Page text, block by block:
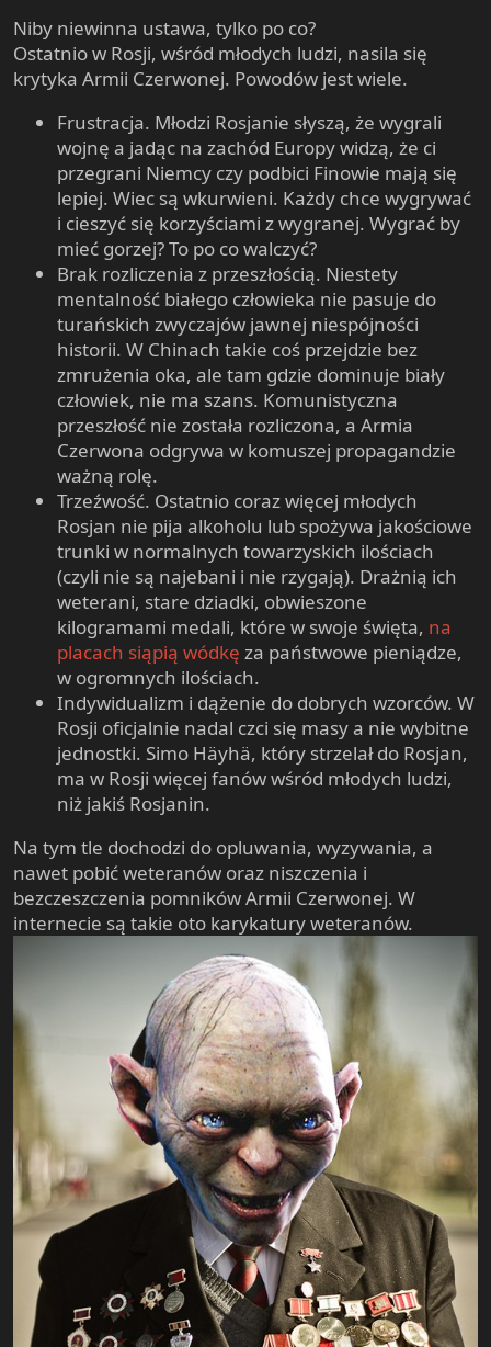
Buriację poznałem. Buriatki, uwierz mi, są lepsze od
Buriatów. Ale ani jednym, ani drugim pić nie wolno.
Alkohol zwala ich z nóg migiem. Ale nieszczególnie
ciągnie ich do wódki. To wszystko jest od Ruskich. To my
ich upijaliśmy i upijamy. Ale Buriatki... mmmmm... Nie
żartuję. Są strasznie ładne w wieku 30-32 lata. Bardzo
akuratne mordki.
Baby są tu wszystkie baaaardzo zepsute. Nie tylko w
Buriacji. Już pisałem, że w obwodzie irkuckim, Bracku
chłopów po prostu brakuje. Dlatego zupełnie
powszechne jest, że matuś i córeczka żyją razem z
jednym mężem. Wczoraj nawet poznałem jedną taką.
Żyje z matką, ojczymem i jego dzieckiem. Wyobrażasz
sobie?…
Pełno tu matek w wieku 15-16 lat. Boją się robić aborcję,
ponieważ poziom ginekologii jest tu przedrewolucyjny a
po takim „zabiegu” bezpłodność jest gwarantowana.
Jest tutaj wiele lesbijek. Niesamowite! Przy czym nie są to
tylko młode kobiety. Ogólnie miejscowi chłopi po
czterdziestce to impotenci. Cóż pozostaje rosyjskim
ślicznotkom.
Cerkwi w mieście przez pięć dni nie widziałem. Dopiero
w jakimś oddalonym rejonie. Jednym słowem, chodzę i
płaczę…
Komisarz wojskowy miasta Zima to człowiek raczej nie
święty. Ale każdy jego poborowy na szyi, w woreczku,
obok krzyżyka, ma papierek z numerem telefonu
komórkowego do niego. Jeśli kogoś wezmą do floty albo
w jakieś knieje, czy stanie się cokolwiek innego, to
zawsze może zadzwonić do pułkownika. Ten ujmie się za
nim.
Tutejszy naród jest bardzo biedny. Nie uwierzysz. 140
osób na wiosnę poszło do wojska, a 80 zostało
zwolnionych. Prawie wszyscy z nich zostali w domach z
powodu tzw. „niepełnowartościowego żywienia” – niska
większości tutaj, nie uwierzysz (!), armia jest zbawieniem.
Pozwala wyrwać chłopaka z środowiska przestępczego,
daje wielodzietnej rodzinie odetchnąć od bezrobotnego
lokatora itd.
Powtarza się historia, kiedy to w lata kolektywizacji
Armia Czerwona była ratunkiem dla wiejskich chłopaków.
Wszyscy byli syci, ubrani, obuci. Cóż to było za życie! Nie
to, co w rozkułaczanych wsiach. Tak więc teraz cała
Syberia to jedna wielka rozkułaczana wieś.
Naród przestał paść krowy, bo nie ma gdzie tego robić.
Na Syberii! Po prostu ziemia jest teraz czyjąś własnością i
otoczono ją kłującym drutem. Wcześniej to były pola dla
wypasu...
Książka „Dziesięć kawałków o wojnie - Rosjanin w
Czeczenii” to wstrząsający wojenny dokument.
Przerażający, bo w większości autobiograficzny. Tej
książki nie można zapomnieć, ponieważ przedstawia
obraz nieskończonego ludzkiego szaleństwa. Powieść
jest tak przerażająca w swojej wymowie, że po jej
przeczytaniu przechodzą czytelnika po plecach zimne
ciarki i trudno jest złapać oddech. A wszystko to, za
sprawą Babczenki opisane jest lekko, tak bardzo lekko,
jakbyśmy czytali jakąś niewiarygodną baśń na
dobranoc… Skoro tak wyszło - czytajcie. Bądź przeklęta
wojno.
Niby niewinna ustawa, tylko po co?
Ostatnio w Rosji, wśród młodych ludzi, nasila się
krytyka Armii Czerwonej. Powodów jest wiele.
Frustracja. Młodzi Rosjanie słyszą, że wygrali
wojnę a jadąc na zachód Europy widzą, że ci
przegrani Niemcy czy podbici Finowie mają się
lepiej. Wiec są wkurwieni. Każdy chce wygrywać
i cieszyć się korzyściami z wygranej. Wygrać by
mieć gorzej? To po co walczyć?
Brak rozliczenia z przeszłością. Niestety
mentalność białego człowieka nie pasuje do
turańskich zwyczajów jawnej niespójności
historii. W Chinach takie coś przejdzie bez
zmrużenia oka, ale tam gdzie dominuje biały
człowiek, nie ma szans. Komunistyczna
przeszłość nie została rozliczona, a Armia
Czerwona odgrywa w komuszej propagandzie
ważną rolę.
Trzeźwość. Ostatnio coraz więcej młodych
Rosjan nie pija alkoholu lub spożywa jakościowe
trunki w normalnych towarzyskich ilościach
(czyli nie są najebani i nie rzygają). Drażnią ich
weterani, stare dziadki, obwieszone
kilogramami medali, które w swoje święta, na
placach siąpią wódkę za państwowe pieniądze,
w ogromnych ilościach.
Indywidualizm i dążenie do dobrych wzorców. W
Rosji oficjalnie nadal czci się masy a nie wybitne
jednostki. Simo Häyhä, który strzelał do Rosjan,
ma w Rosji więcej fanów wśród młodych ludzi,
niż jakiś Rosjanin.
Na tym tle dochodzi do opluwania, wyzywania, a
nawet pobić weteranów oraz niszczenia i
bezczeszczenia pomników Armii Czerwonej. W
internecie są takie oto karykatury weteranów.